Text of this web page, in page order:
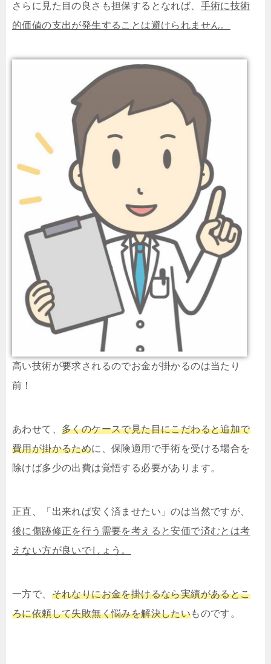
さらに見た目の良さも担保するとなれば、 手術に技術
的価値の支出が発生することは避けられません。
高い技術が要求されるのでお金が掛かるのは当たり
前！
あわせて、 多くのケースで見た目にこだわると追加で
費用が掛かるために、保険適用で手術を受ける場合を
除けば多少の出費は覚悟する必要があります。
正直、「出来れば安く済ませたい」のは当然ですが、
後に傷跡修正を行う需要を考えると安価で済むとは考
えない方が良いでしょう。
一方で、 それなりにお金を掛けるなら実績があるとこ
ろに依頼して失敗無く悩みを解決したいものです。